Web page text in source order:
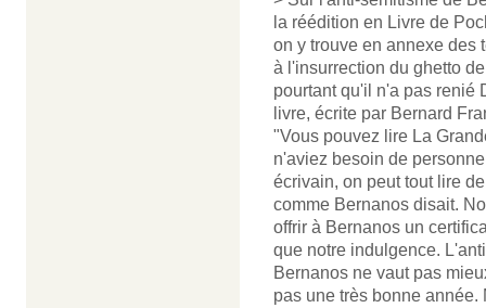
la réédition en Livre de
on y trouve en annexe des
à l'insurrection du ghetto
pourtant qu'il n'a pas renié
livre, écrite par Bernard
"Vous pouvez lire La
n'aviez besoin de
écrivain, on peut tout lire
comme Bernanos disait.
offrir à Bernanos un
que notre indulgence.
Bernanos ne vaut pas
pas une très bonne